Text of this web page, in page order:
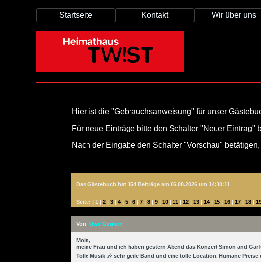
Startseite Kontakt Wir über uns
Hier ist die "Gebrauchsanweisung" für unser
Für neue Einträge bitte den Schalter "Neuer Eintrag"
Nach der Eingabe den Schalter "Vorschau"
Das Gästebuch hat 154 Beiträge am 06.08.2026 um 14:30:11
Seite: | 1 |2 |3 |4 |5 |6 |7 |8 |9 |10 |11 |12 |13 |14 |15 |16 |17 |18 |19
Von: Uwe Geuken
Moin,
meine Frau und ich haben gestern Abend das Konzert Simon and
Tolle Musik 🎶 sehr geile Band und eine tolle Location. Humane Preise